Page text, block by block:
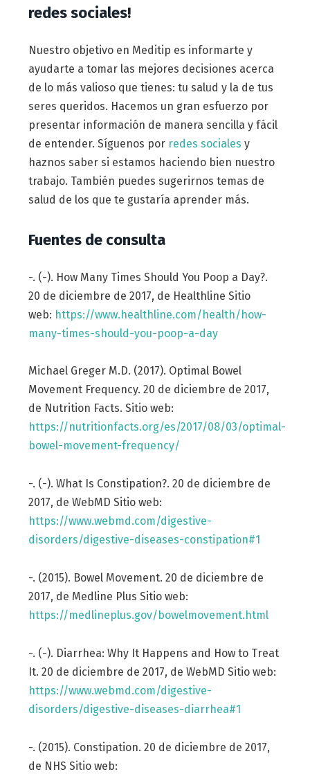
redes sociales!
Nuestro objetivo en Meditip es informarte y
ayudarte a tomar las mejores decisiones acerca
de lo más valioso que tienes: tu salud y la de tus
seres queridos. Hacemos un gran esfuerzo por
presentar información de manera sencilla y fácil
de entender. Síguenos por redes sociales y
haznos saber si estamos haciendo bien nuestro
trabajo. También puedes sugerirnos temas de
salud de los que te gustaría aprender más.
Fuentes de consulta
-. (-). How Many Times Should You Poop a Day?.
20 de diciembre de 2017, de Healthline Sitio
web: https://www.healthline.com/health/how-
many-times-should-you-poop-a-day
Michael Greger M.D. (2017). Optimal Bowel
Movement Frequency. 20 de diciembre de 2017,
de Nutrition Facts. Sitio web:
https://nutritionfacts.org/es/2017/08/03/optimal-
bowel-movement-frequency/
-. (-). What Is Constipation?. 20 de diciembre de
2017, de WebMD Sitio web:
https://www.webmd.com/digestive-
disorders/digestive-diseases-constipation#1
-. (2015). Bowel Movement. 20 de diciembre de
2017, de Medline Plus Sitio web:
https://medlineplus.gov/bowelmovement.html
-. (-). Diarrhea: Why It Happens and How to Treat
It. 20 de diciembre de 2017, de WebMD Sitio web:
https://www.webmd.com/digestive-
disorders/digestive-diseases-diarrhea#1
-. (2015). Constipation. 20 de diciembre de 2017,
de NHS Sitio web: